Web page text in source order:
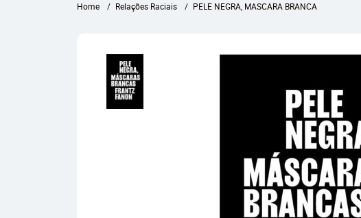
Home Relações Raciais PELE NEGRA, MASCARA BRANCA